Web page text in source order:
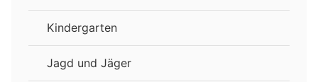
Kindergarten
Jagd und Jäger